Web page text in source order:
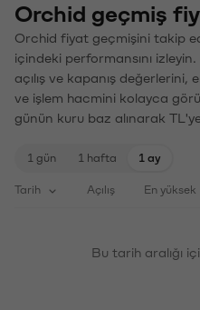
Orchid geçmiş
Orchid fiyat geçmişini takip
içindeki performansını
açılış ve kapanış değerlerini,
ve işlem hacmini kolayca
günün kuru baz alınarak
1 gün 1 hafta 1 ay
Tarih Açılış En yüksek
Bu tarih aralığı